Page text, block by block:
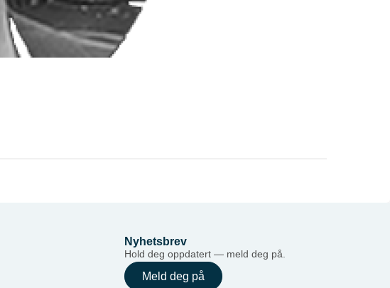
Nyhetsbrev
Hold deg oppdatert — meld deg på.
Meld deg på